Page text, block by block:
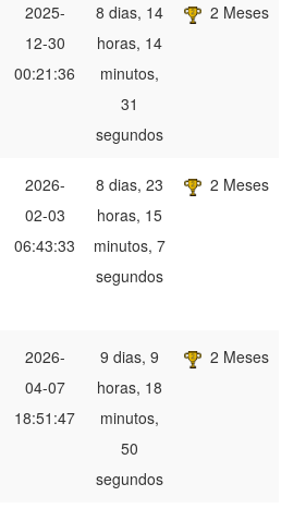
2025-
12-30
00:21:36
8 dias, 14
horas, 14
minutos,
31
segundos
2 Meses
2026-
02-03
06:43:33
8 dias, 23
horas, 15
minutos, 7
segundos
2 Meses
2026-
04-07
18:51:47
9 dias, 9
horas, 18
minutos,
50
segundos
2 Meses